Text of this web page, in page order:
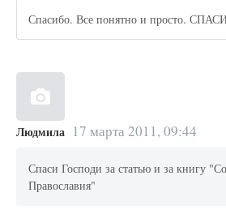
Спасибо. Все понятно и просто.
Людмила 17 марта 2011, 09:44
Спаси Господи за статью и за книгу
Православия"